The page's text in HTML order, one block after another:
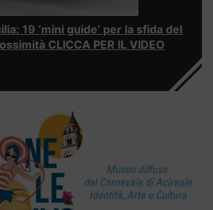
19 ‘mini guide’ per la sfida del
CLICCA PER IL VIDEO